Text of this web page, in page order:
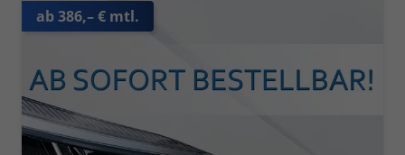
ab 386,– € mtl.